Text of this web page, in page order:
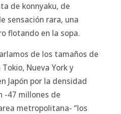
de konnyaku, de
sensación rara, una
flotando en la sopa.
de los tamaños de
Nueva York y
Japón por la densidad
-47 millones de
metropolitana- “los